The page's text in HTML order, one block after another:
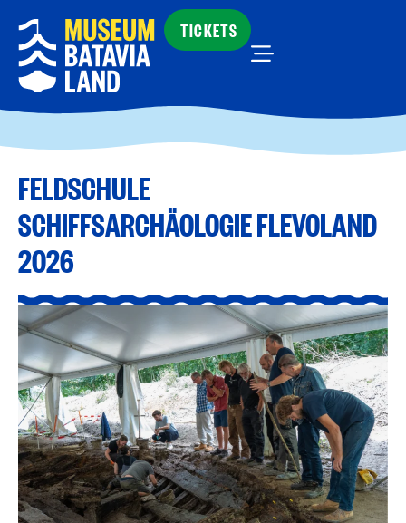
TICKETS
FELDSCHULE
SCHIFFSARCHÄOLOGIE FLEVOLAND
2026